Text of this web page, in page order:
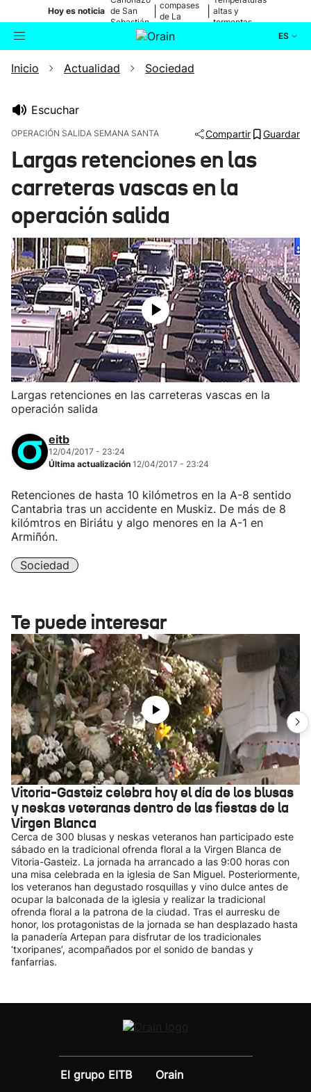
Hoy es noticia de San
Sebastián
compases
de La
altas y
tormentas
ES
Buscador Actualidad
Ikusmiran
Eguraldia
Inicio Actualidad Sociedad
Escuchar
OPERACIÓN SALIDA SEMANA SANTA Compartir Guardar
Largas retenciones en las
carreteras vascas en la
operación salida
Largas retenciones en las carreteras vascas en la
operación salida
eitb
12/04/2017 - 23:24
Última actualización 12/04/2017 - 23:24
Retenciones de hasta 10 kilómetros en la A-8 sentido
Cantabria tras un accidente en Muskiz. De más de 8
kilómtros en Biriátu y algo menores en la A-1 en
Armiñón.
Sociedad
Te puede interesar
Vitoria-Gasteiz celebra hoy el día de los blusas
y neskas veteranas dentro de las fiestas de la
Virgen Blanca
Cerca de 300 blusas y neskas veteranos han participado este
sábado en la tradicional ofrenda floral a la Virgen Blanca de
Vitoria-Gasteiz. La jornada ha arrancado a las 9:00 horas con
una misa celebrada en la iglesia de San Miguel. Posteriormente,
los veteranos han degustado rosquillas y vino dulce antes de
ocupar la balconada de la iglesia y realizar la tradicional
ofrenda floral a la patrona de la ciudad. Tras el aurresku de
honor, los protagonistas de la jornada se han desplazado hasta
la panadería Artepan para disfrutar de los tradicionales
‘txoripanes’, acompañados por el sonido de bandas y
fanfarrias.
El grupo EITB
Orain